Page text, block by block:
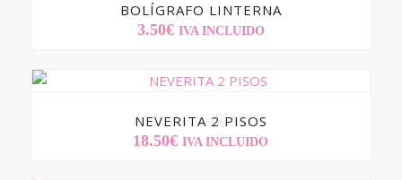
BOLÍGRAFO LINTERNA
3.50€ IVA INCLUIDO
NEVERITA 2 PISOS
18.50€ IVA INCLUIDO